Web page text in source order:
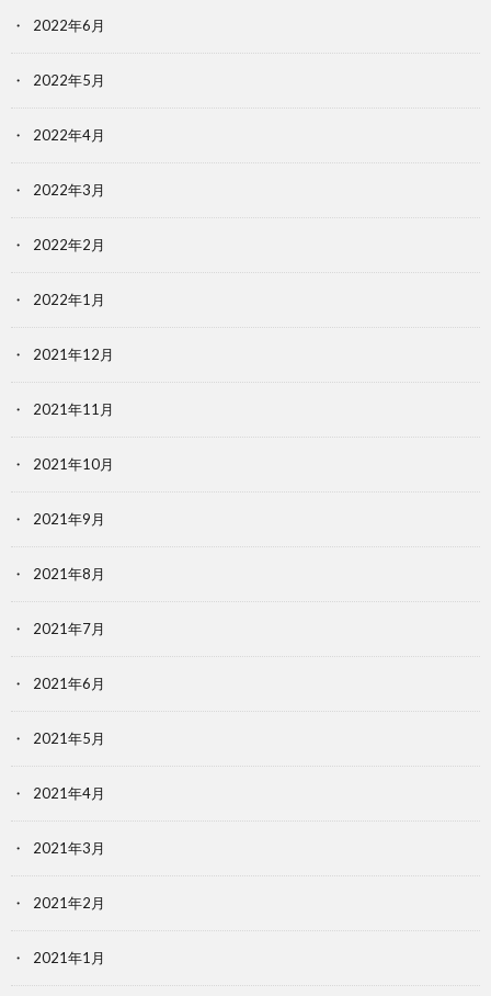
2022年6月
2022年5月
2022年4月
2022年3月
2022年2月
2022年1月
2021年12月
2021年11月
2021年10月
2021年9月
2021年8月
2021年7月
2021年6月
2021年5月
2021年4月
2021年3月
2021年2月
2021年1月